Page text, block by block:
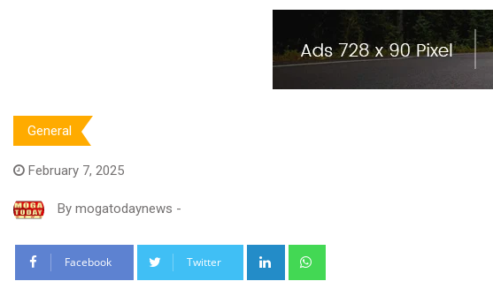
General
February 7, 2025
By mogatodaynews -
Facebook Twitter LinkedIn